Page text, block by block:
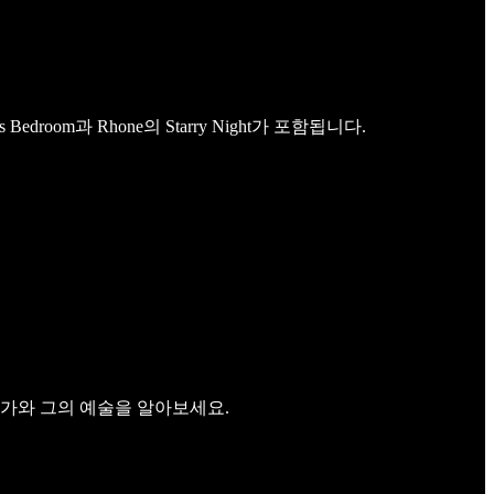
과 Rhone의 Starry Night가 포함됩니다.
와 그의 예술을 알아보세요.